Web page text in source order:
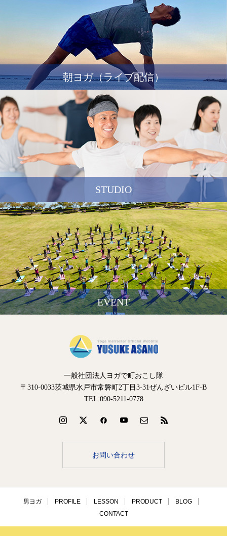
朝ヨガ（ライブ配信）
STUDIO
EVENT
一般社団法人ヨガで町おこし隊
〒310-0033茨城県水戸市常磐町2丁目3-31ぜんざいビル1F-B
TEL:090-5211-0778
お問い合わせ
男ヨガ PROFILE LESSON PRODUCT
BLOG
CONTACT